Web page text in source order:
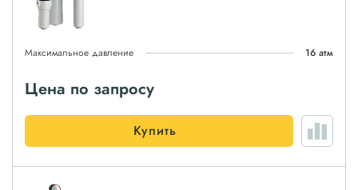
Максимальное давление 16 атм
Цена по запросу
Купить